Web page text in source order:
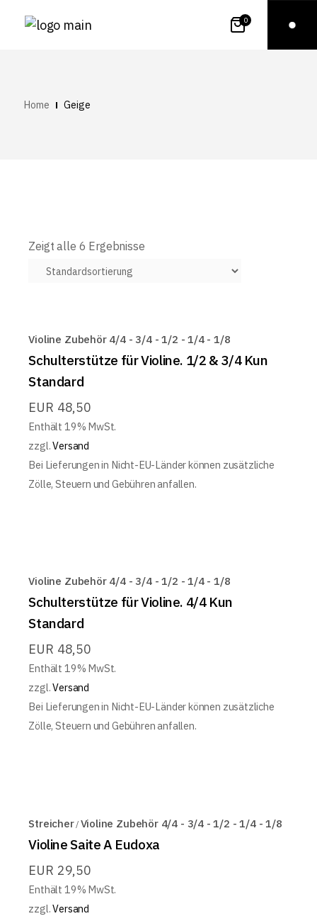
0
Home Geige
Zeigt alle 6 Ergebnisse
Violine Zubehör 4/4 - 3/4 - 1/2 - 1/4 - 1/8
Schulterstütze für Violine. 1/2 & 3/4 Kun
Standard
EUR 48,50
Enthält 19% MwSt.
zzgl.Versand
Bei Lieferungen in Nicht-EU-Länder können zusätzliche
Zölle, Steuern und Gebühren anfallen.
Violine Zubehör 4/4 - 3/4 - 1/2 - 1/4 - 1/8
Schulterstütze für Violine. 4/4 Kun
Standard
EUR 48,50
Enthält 19% MwSt.
zzgl.Versand
Bei Lieferungen in Nicht-EU-Länder können zusätzliche
Zölle, Steuern und Gebühren anfallen.
Streicher Violine Zubehör 4/4 - 3/4 - 1/2 - 1/4 - 1/8
Violine Saite A Eudoxa
EUR 29,50
Enthält 19% MwSt.
zzgl.Versand